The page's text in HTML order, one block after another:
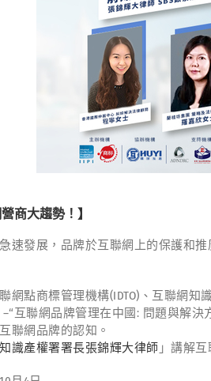
商大趨勢！】
速發展，品牌於互聯網上的保護和
網點商標管理機構(IDTO)、互聯網
互聯網品牌管理在中國: 問題與解
聯網品牌的認知。
識產權署署長張錦輝大律師 」講解